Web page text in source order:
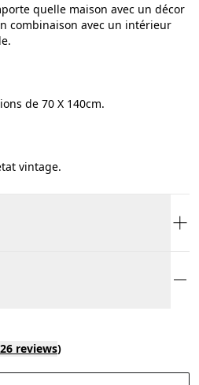
quelle maison avec un décor
combinaison avec un intérieur
de 70 X 140cm.
vintage.
26 reviews)